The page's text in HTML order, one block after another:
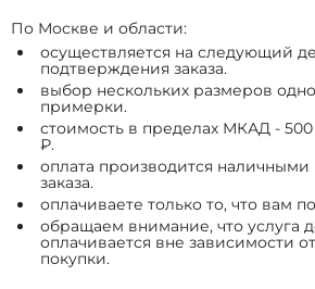
По Москве и области:
осуществляется на следующий
подтверждения заказа.
выбор нескольких размеров
примерки.
стоимость в пределах МКАД -
₽.
оплата производится
заказа.
оплачиваете только то, что вам
обращаем внимание, что услуга
оплачивается вне зависимости
покупки.